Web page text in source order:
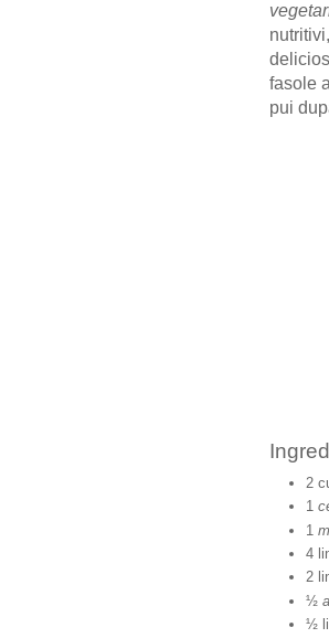
fasole
pui
2
1
1
4
2
½
½